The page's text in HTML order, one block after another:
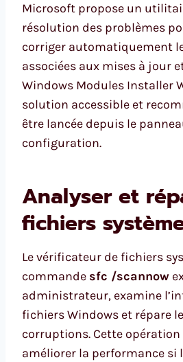
Microsoft propose un
résolution des problèmes
corriger automatiquement
associées aux mises à jour
Windows Modules Installer
solution accessible et
être lancée depuis le
configuration.
Analyser et
fichiers
Le vérificateur de fichiers
commande sfc /scannow
administrateur, examine
fichiers Windows et répare
corruptions. Cette
améliorer la performance si